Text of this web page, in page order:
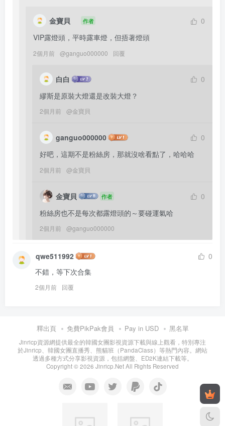
金寶貝
0
VIP露燈頭，平時露車燈，但捂著燈頭
2個月前 @ganguo000000 回覆
白白
0
繆斯是原裝大燈還是改裝大燈？
2個月前 @金寶貝
ganguo000000
0
好吧，這期不是粉絲房，那就沒啥看點了，哈哈哈
2個月前 @金寶貝
金寶貝 作者
0
粉絲房也不是每次都露燈頭的～要碰運氣哈
2個月前 @ganguo000000
qwe511992
0
不錯，等下次合集
2個月前 回覆
釋出頁 免費PikPak會員 Pay in USD 黑名單
Jinricp資源網提供最全的韓國女團影視資源下載與線上觀看，特別專注
於Jinricp、韓國女團直播秀、熊貓班（PandaClass）等熱門內容。網站
透過多種方式分享影視資源，包括網盤、ED2K連結下載等。
Copyright © 2026 Jinricp.Net All Rights Reserved